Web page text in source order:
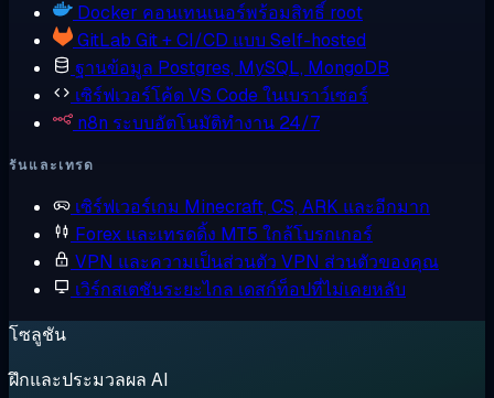
Docker คอนเทนเนอร์พร้อมสิทธิ์ root
GitLab Git + CI/CD แบบ Self-hosted
ฐานข้อมูล Postgres, MySQL, MongoDB
เซิร์ฟเวอร์โค้ดVS Code ในเบราว์เซอร์
n8n ระบบอัตโนมัติทำงาน 24/7
รันและเทรด
เซิร์ฟเวอร์เกม Minecraft, CS, ARK และอีกมาก
Forex และเทรดดิ้ง MT5 ใกล้โบรกเกอร์
VPN และความเป็นส่วนตัว VPN ส่วนตัวของคุณ
เวิร์กสเตชันระยะไกล เดสก์ท็อปที่ไม่เคยหลับ
โซลูชัน
ฝึกและประมวลผล AI